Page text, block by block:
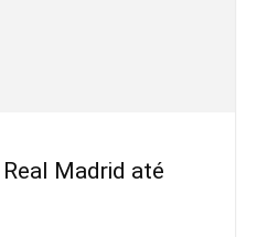
Madrid até